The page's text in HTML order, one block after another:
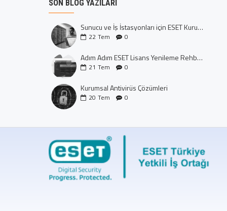
SON BLOG YAZILARI
Sunucu ve İş İstasyonları için ESET Kurumsal Koruma: Dijital Kalenizi İnşa Edin
22 Tem 0
Adım Adım ESET Lisans Yenileme Rehberi (CTRL+U Yöntemi)
21 Tem 0
Kurumsal Antivirüs Çözümleri
20 Tem 0